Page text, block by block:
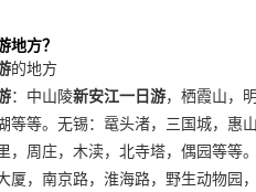
地方？
的地方
：中山陵新安江一日游，栖霞山，
等等。无锡：鼋头渚，三国城，
周庄，木渎，北寺塔，偶园等等
，南京路，淮海路，野生动物园